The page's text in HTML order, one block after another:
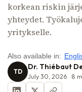
korkean riskin
yhteydet.
yritykselle.
Also available in:
TD Dr. Thiébaut
July 30, 2026 8